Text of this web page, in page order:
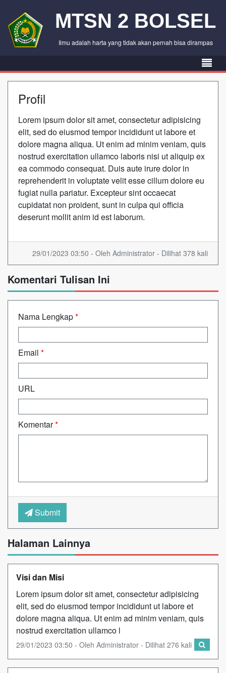
MTSN 2 BOLSEL
Ilmu adalah harta yang tidak akan pernah bisa dirampas
Profil
Lorem ipsum dolor sit amet, consectetur adipisicing
elit, sed do eiusmod tempor incididunt ut labore et
dolore magna aliqua. Ut enim ad minim veniam, quis
nostrud exercitation ullamco laboris nisi ut aliquip ex
ea commodo consequat. Duis aute irure dolor in
reprehenderit in voluptate velit esse cillum dolore eu
fugiat nulla pariatur. Excepteur sint occaecat
cupidatat non proident, sunt in culpa qui officia
deserunt mollit anim id est laborum.
29/01/2023 03:50 - Oleh Administrator - Dilihat 378 kali
Komentari Tulisan Ini
Nama Lengkap*
Email *
URL
Komentar*
Submit
Halaman Lainnya
Visi dan Misi
Lorem ipsum dolor sit amet, consectetur adipisicing
elit, sed do eiusmod tempor incididunt ut labore et
dolore magna aliqua. Ut enim ad minim veniam, quis
nostrud exercitation ullamco l
29/01/2023 03:50 - Oleh Administrator - Dilihat 276 kali